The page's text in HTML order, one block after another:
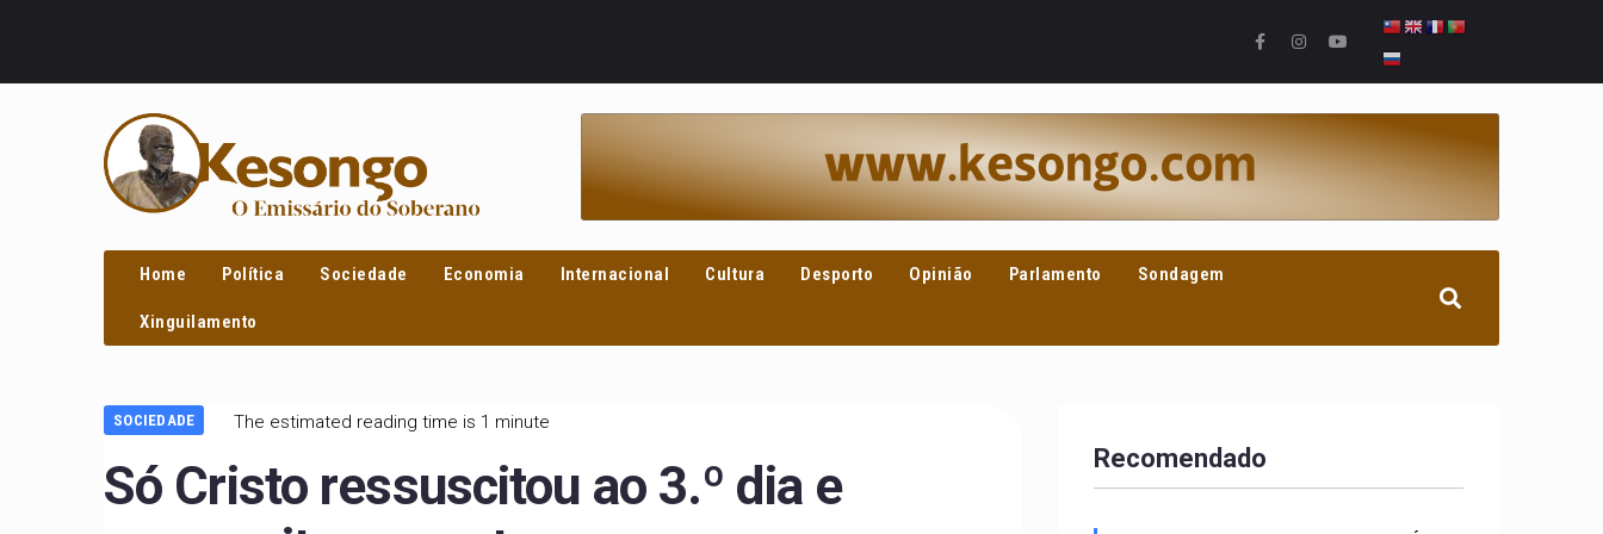
Home Política Sociedade Economia Internacional Cultura Desporto Opinião Parlamento Sondagem
Xinguilamento
SOCIEDADE The estimated reading time is 1 minute
Só Cristo ressuscitou ao 3.º dia e
Recomendado
PROCURAR